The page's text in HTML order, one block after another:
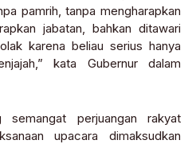
pamrih, tanpa mengharapkan
jabatan, bahkan ditawari
karena beliau serius hanya
kata Gubernur dalam
semangat perjuangan rakyat
upacara dimaksudkan